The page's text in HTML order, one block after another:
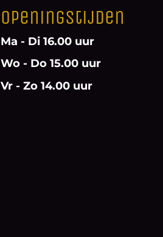
Openingstijden
Ma - Di 16.00 uur
Wo - Do 15.00 uur
Vr - Zo 14.00 uur